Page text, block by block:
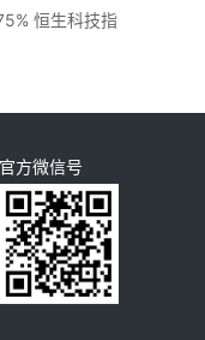
恒生科技指
官方微信号